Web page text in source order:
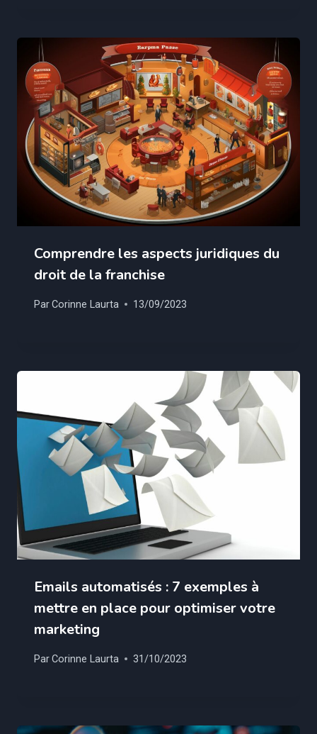
Comprendre les aspects juridiques du
droit de la franchise
ParCorinne Laurta 13/09/2023
Emails automatisés : 7 exemples à
mettre en place pour optimiser votre
marketing
ParCorinne Laurta 31/10/2023